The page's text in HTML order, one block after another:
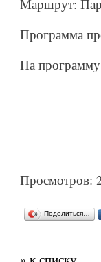
Маршрут:
Программа
На программу
Просмотров:
Поделиться…